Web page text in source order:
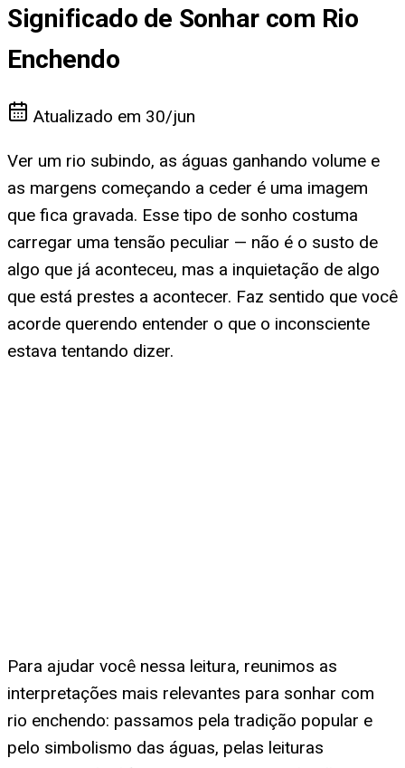
Significado de Sonhar com Rio
Enchendo
Atualizado em 30/jun
Ver um rio subindo, as águas ganhando volume e
as margens começando a ceder é uma imagem
que fica gravada. Esse tipo de sonho costuma
carregar uma tensão peculiar — não é o susto de
algo que já aconteceu, mas a inquietação de algo
que está prestes a acontecer. Faz sentido que você
acorde querendo entender o que o inconsciente
estava tentando dizer.
Para ajudar você nessa leitura, reunimos as
interpretações mais relevantes para sonhar com
rio enchendo: passamos pela tradição popular e
pelo simbolismo das águas, pelas leituras